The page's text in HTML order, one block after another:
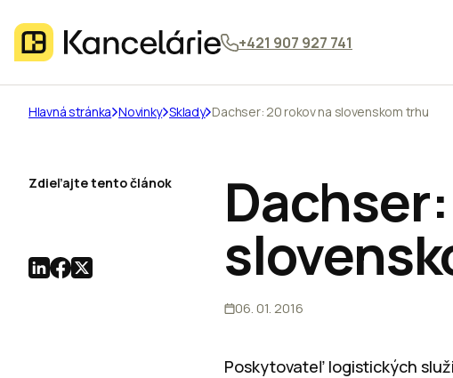
+421 907 927 741
Hlavná stránka Novinky Sklady Dachser: 20 rokov na slovenskom trhu
06. 01. 2016
Poskytovateľ logistických
Zdieľajte tento článok